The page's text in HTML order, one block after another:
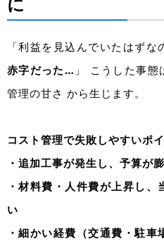
「利益を見込んでいたはずな
赤字だった… 」 こうした事態
管理の甘さ から生じます。
コスト管理で失敗しやすいポ
・追加工事が発生し、予算が
・材料費・人件費が上昇し
い
・細かい経費（交通費・駐